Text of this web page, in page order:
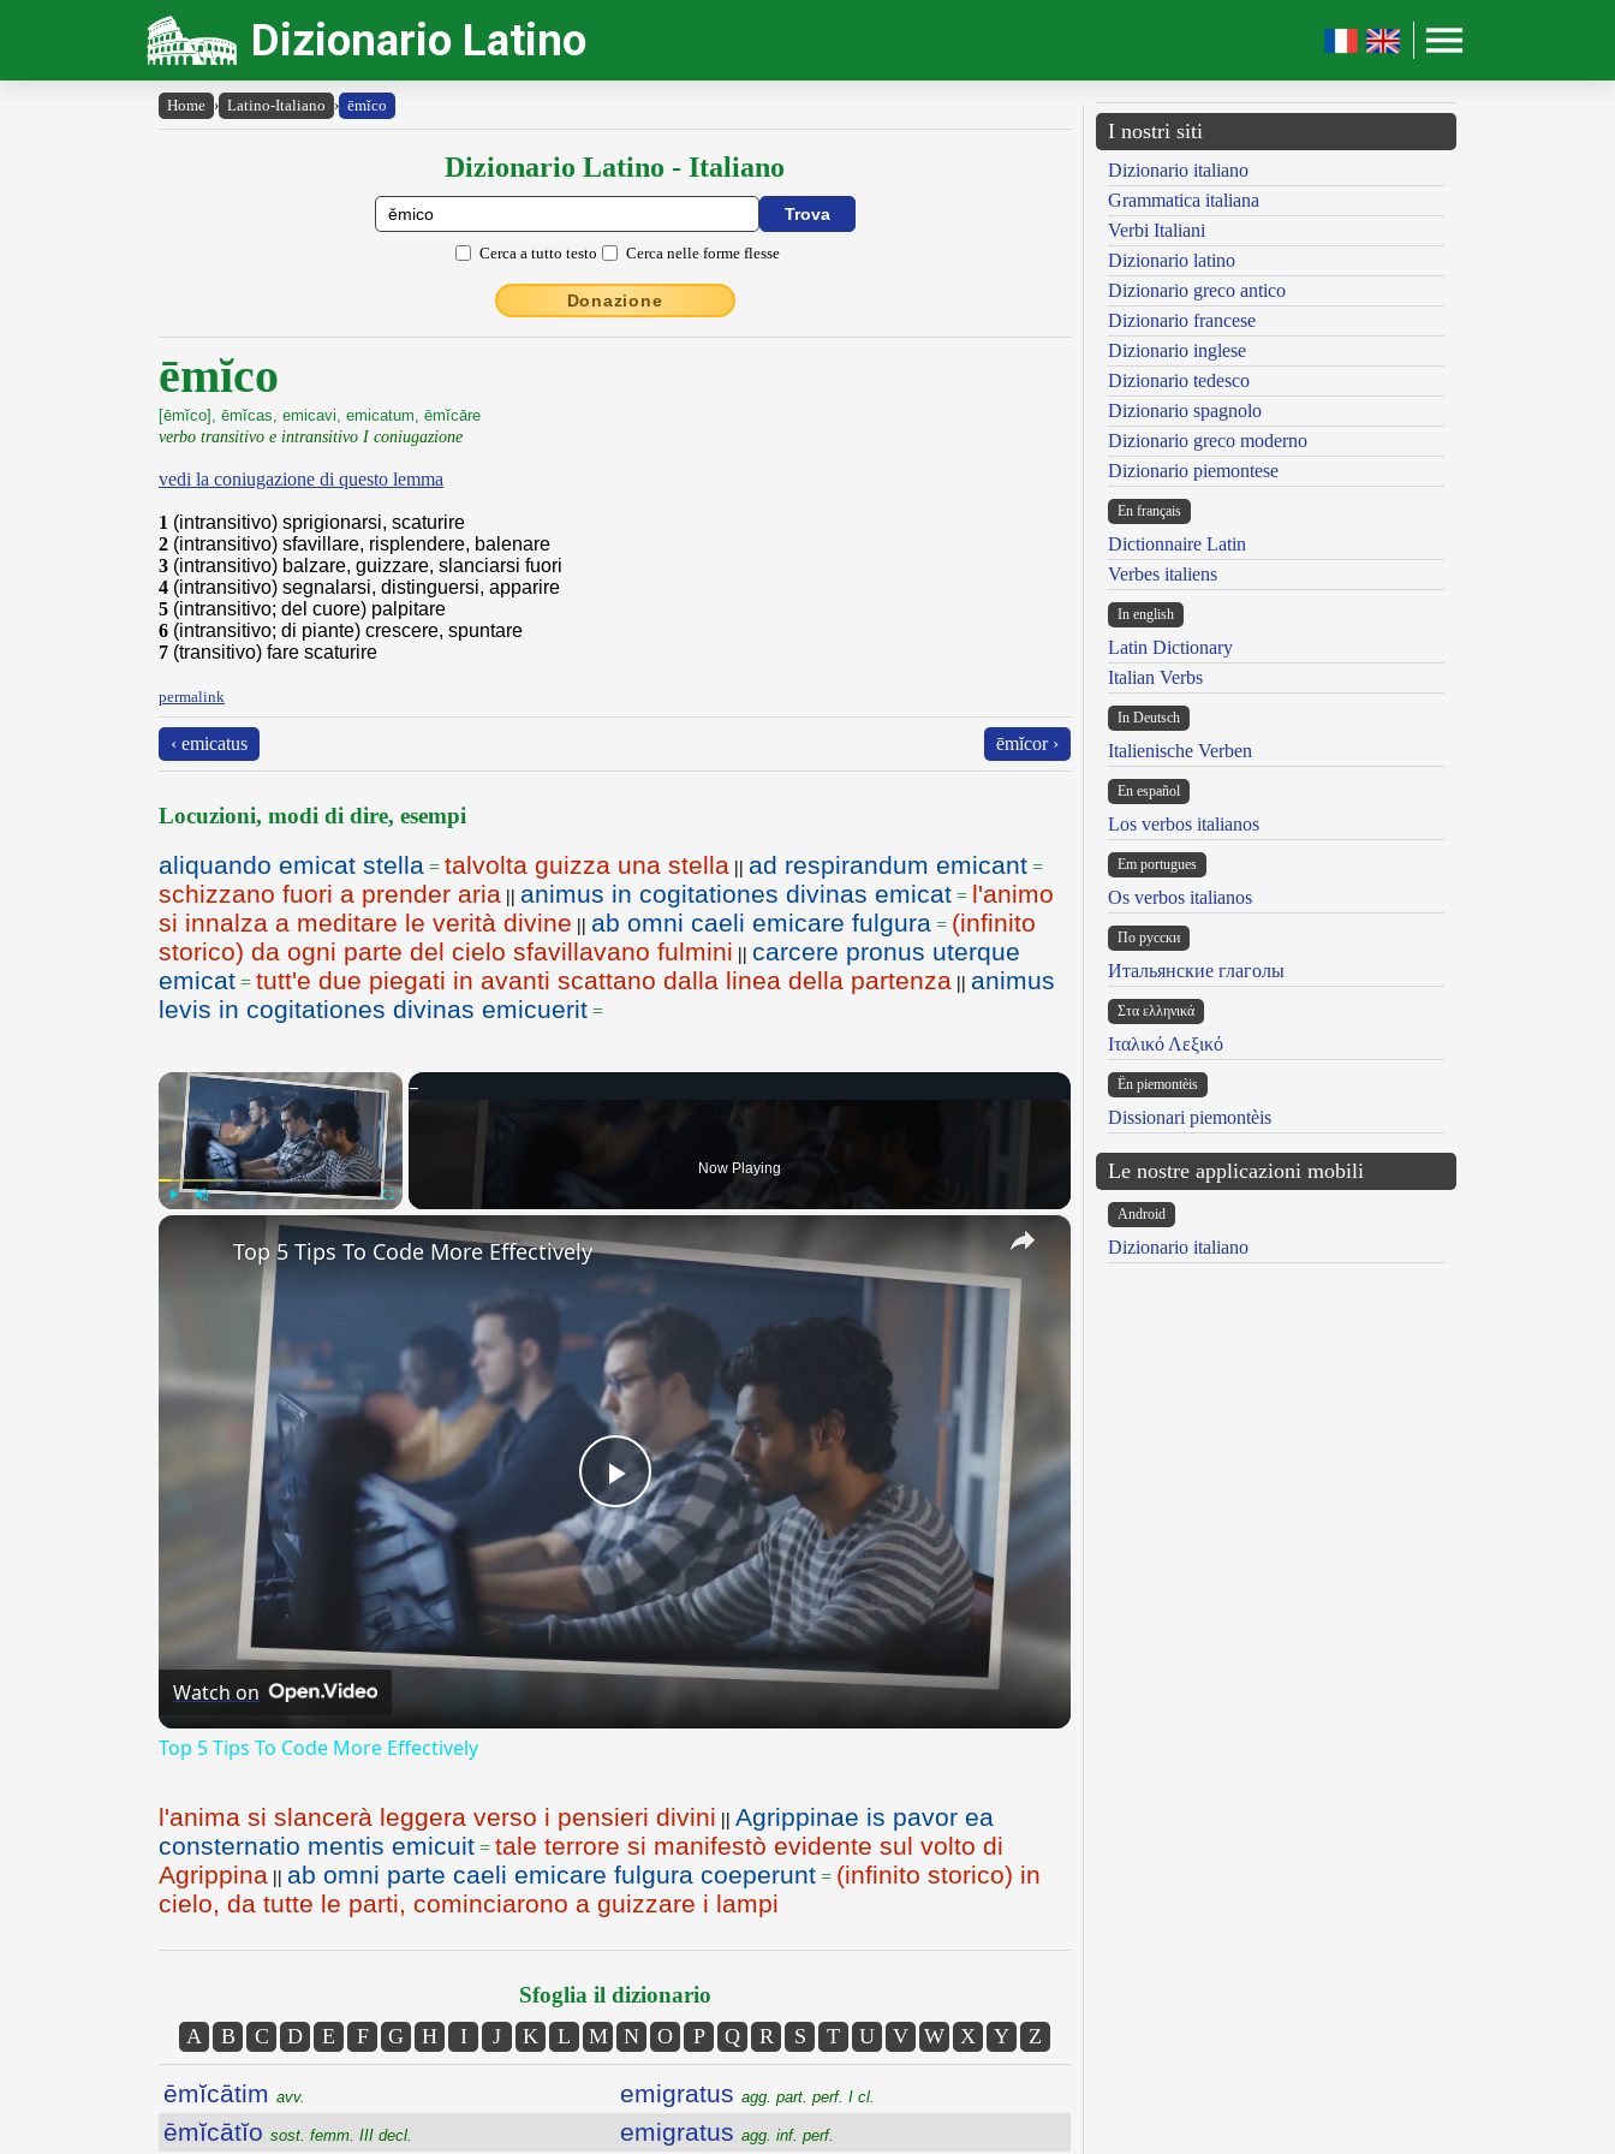
Dizionario Latino
Home › Latino-Italiano › ēmĭco
Dizionario Latino - Italiano
Cerca a tutto testo Cerca nelle forme flesse
Donazione
ēmĭco
[ēmĭco], ēmĭcas, emicavi, emicatum, ēmĭcāre
verbo transitivo e intransitivo I coniugazione
vedi la coniugazione di questo lemma
1 (intransitivo) sprigionarsi, scaturire
2 (intransitivo) sfavillare, risplendere, balenare
3 (intransitivo) balzare, guizzare, slanciarsi fuori
4 (intransitivo) segnalarsi, distinguersi, apparire
5 (intransitivo; del cuore) palpitare
6 (intransitivo; di piante) crescere, spuntare
7 (transitivo) fare scaturire
permalink
‹ emicatus ēmĭcor ›
Locuzioni, modi di dire, esempi
aliquando emicat stella = talvolta guizza una stella || ad respirandum emicant =
schizzano fuori a prender aria || animus in cogitationes divinas emicat = l'animo
si innalza a meditare le verità divine || ab omni caeli emicare fulgura = (infinito
storico) da ogni parte del cielo sfavillavano fulmini || carcere pronus uterque
emicat = tutt'e due piegati in avanti scattano dalla linea della partenza || animus
levis in cogitationes divinas emicuerit =
×
Fullscreen
Now Playing
×
Play
Video
Top 5 Tips To Code More Effectively
Watch on
Top 5 Tips To Code More Effectively
l'anima si slancerà leggera verso i pensieri divini || Agrippinae is pavor ea
consternatio mentis emicuit = tale terrore si manifestò evidente sul volto di
Agrippina || ab omni parte caeli emicare fulgura coeperunt = (infinito storico) in
cielo, da tutte le parti, cominciarono a guizzare i lampi
Sfoglia il dizionario
A B C D E F G H I J K L M N O P Q R S T U V W X Y Z
ēmĭcātim avv.
ēmĭcātĭo sost. femm. III decl.
emigratus agg. part. perf. I cl.
emigratus agg. inf. perf.
I nostri siti
Dizionario italiano
Grammatica italiana
Verbi Italiani
Dizionario latino
Dizionario greco antico
Dizionario francese
Dizionario inglese
Dizionario tedesco
Dizionario spagnolo
Dizionario greco moderno
Dizionario piemontese
En français
Dictionnaire Latin
Verbes italiens
In english
Latin Dictionary
Italian Verbs
In Deutsch
Italienische Verben
En español
Los verbos italianos
Em portugues
Os verbos italianos
По русски
Итальянские глаголы
Στα ελληνικά
Ιταλικό Λεξικό
Ën piemontèis
Dissionari piemontèis
Le nostre applicazioni mobili
Android
Dizionario italiano